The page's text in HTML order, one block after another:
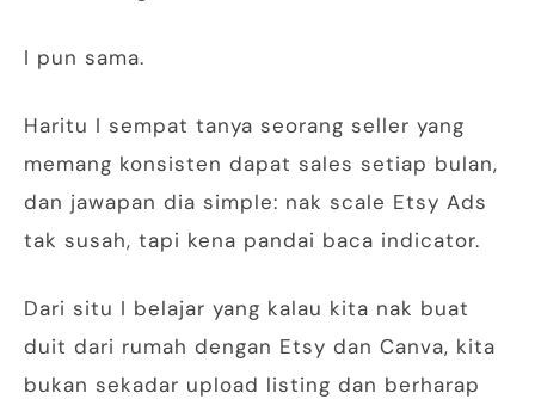
I pun sama.
Haritu I sempat tanya seorang seller yang
memang konsisten dapat sales setiap bulan,
dan jawapan dia simple: nak scale Etsy Ads
tak susah, tapi kena pandai baca indicator.
Dari situ I belajar yang kalau kita nak buat
duit dari rumah dengan Etsy dan Canva, kita
bukan sekadar upload listing dan berharap